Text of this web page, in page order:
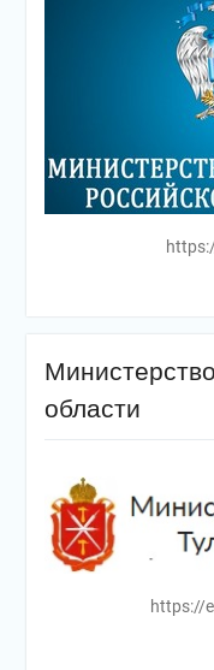
области
https://